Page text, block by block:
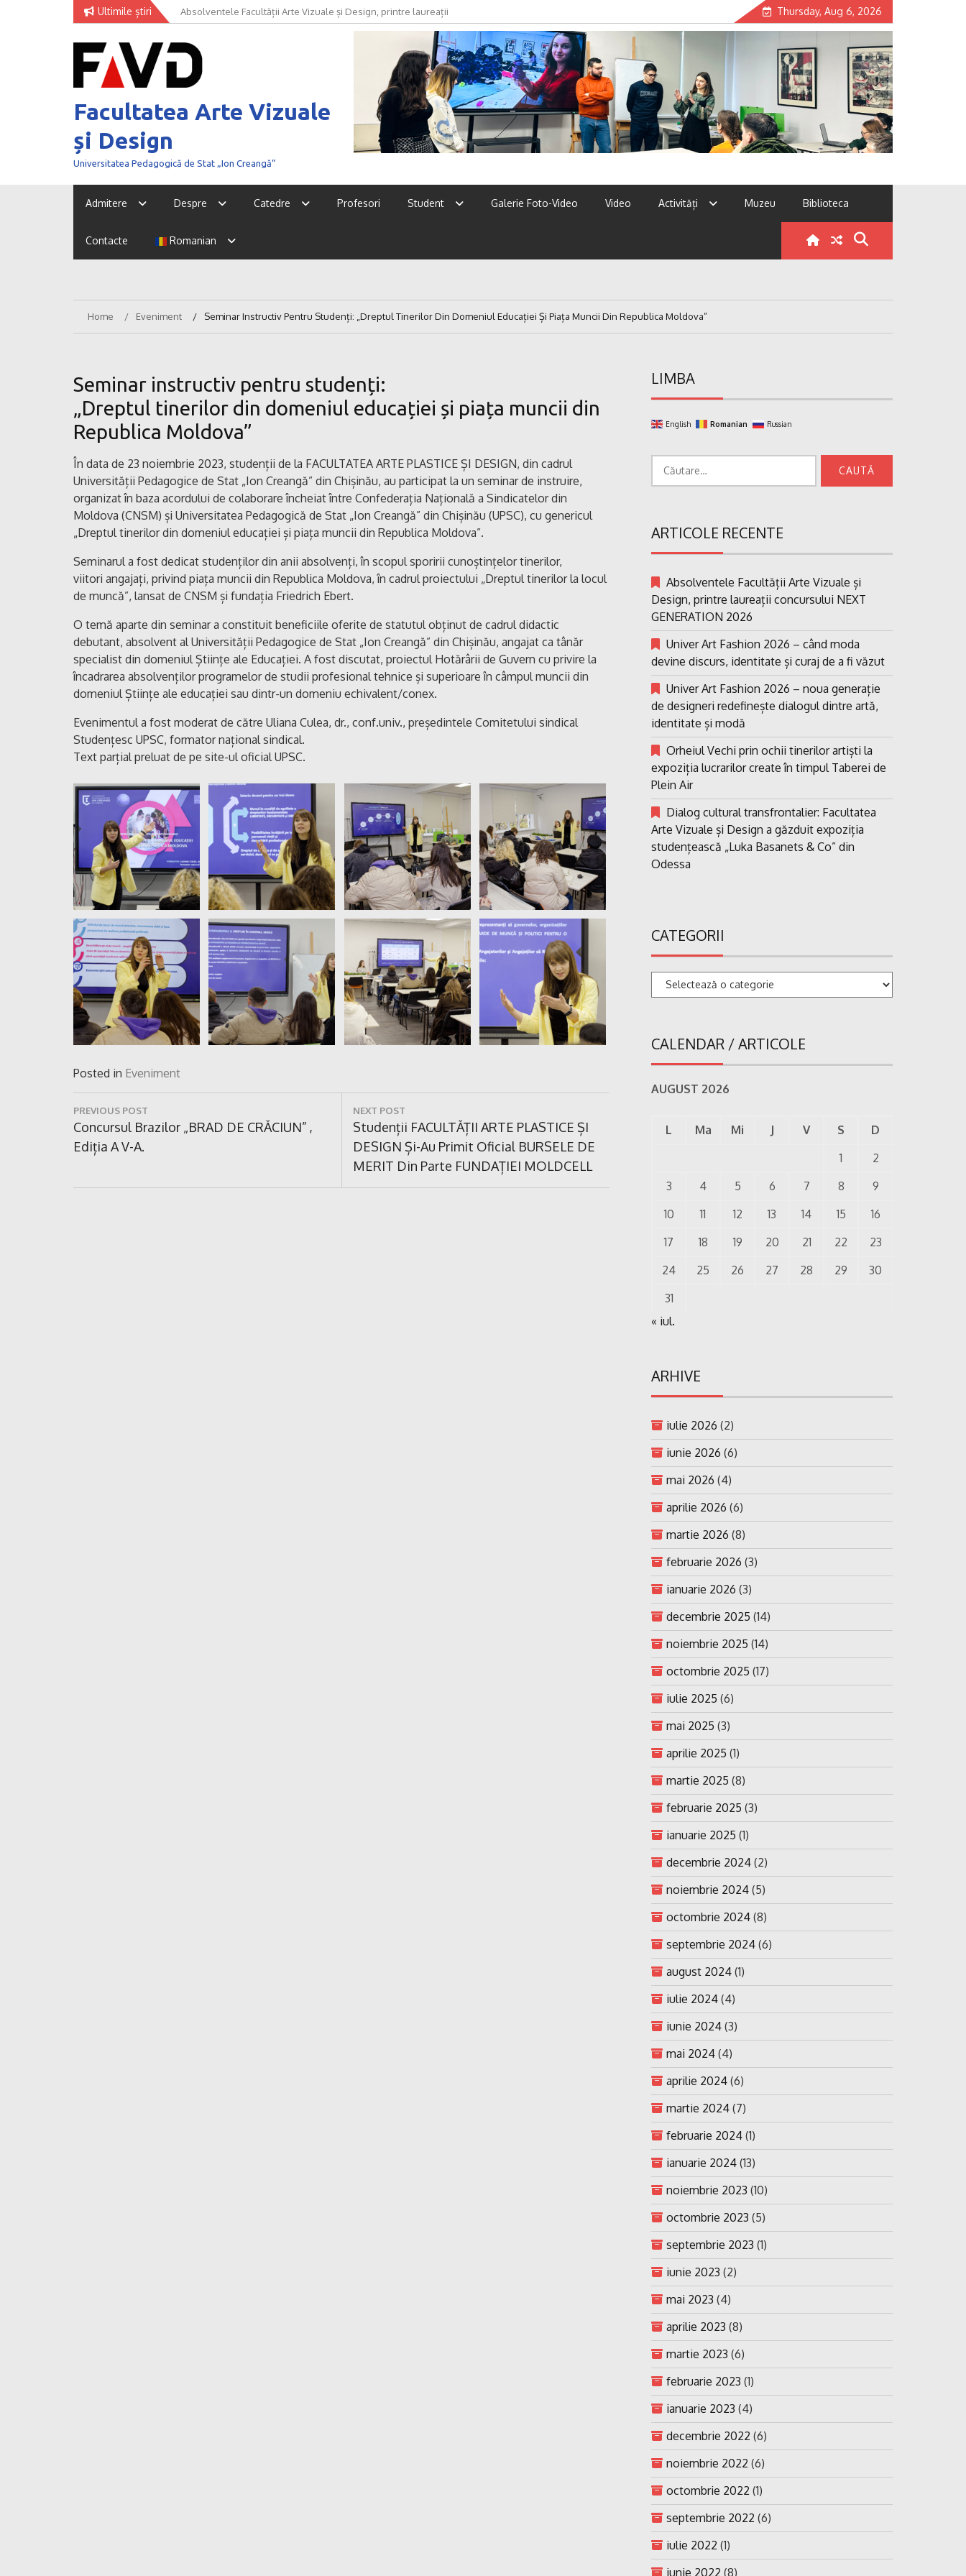
Ultimile știri
Univer Art Fashion 2026 – când moda devine discurs, identitate și
curaj de a fi văzut
Thursday, Aug 6, 2026
Facultatea Arte Vizuale
și Design
Universitatea Pedagogică de Stat „Ion Creangă”
Admitere Despre Catedre Profesori Student Galerie Foto-Video Video Activități Muzeu Biblioteca
Contacte Romanian
Home Eveniment Seminar Instructiv Pentru Studenți: „Dreptul Tinerilor Din Domeniul Educației Și Piața Muncii Din Republica Moldova”
Seminar instructiv pentru studenți:
„Dreptul tinerilor din domeniul educației și piața muncii din
Republica Moldova”
În data de 23 noiembrie 2023, studenții de la FACULTATEA ARTE PLASTICE ȘI DESIGN, din cadrul
Universității Pedagogice de Stat „Ion Creangă” din Chișinău, au participat la un seminar de instruire,
organizat în baza acordului de colaborare încheiat între Confederația Națională a Sindicatelor din
Moldova (CNSM) și Universitatea Pedagogică de Stat „Ion Creangă” din Chișinău (UPSC), cu genericul
„Dreptul tinerilor din domeniul educației și piața muncii din Republica Moldova”.
Seminarul a fost dedicat studenților din anii absolvenți, în scopul sporirii cunoștințelor tinerilor,
viitori angajați, privind piața muncii din Republica Moldova, în cadrul proiectului „Dreptul tinerilor la locul
de muncă”, lansat de CNSM și fundația Friedrich Ebert.
O temă aparte din seminar a constituit beneficiile oferite de statutul obținut de cadrul didactic
debutant, absolvent al Universității Pedagogice de Stat „Ion Creangă” din Chișinău, angajat ca tânăr
specialist din domeniul Științe ale Educației. A fost discutat, proiectul Hotărârii de Guvern cu privire la
încadrarea absolvenților programelor de studii profesional tehnice și superioare în câmpul muncii din
domeniul Științe ale educației sau dintr-un domeniu echivalent/conex.
Evenimentul a fost moderat de către Uliana Culea, dr., conf.univ., președintele Comitetului sindical
Studențesc UPSC, formator național sindical.
Text parțial preluat de pe site-ul oficial UPSC.
Posted in Eveniment
Navigare
în
articole
PREVIOUS POST
Previous
Post:
Concursul Brazilor „BRAD DE CRĂCIUN” ,
Ediția A V-A.
NEXT POST
Next
Post:
Studenții FACULTĂȚII ARTE PLASTICE ȘI
DESIGN Și-Au Primit Oficial BURSELE DE
MERIT Din Parte FUNDAȚIEI MOLDCELL
LIMBA
English Romanian Russian
ARTICOLE RECENTE
Absolventele Facultății Arte Vizuale și
Design, printre laureații concursului NEXT
GENERATION 2026
Univer Art Fashion 2026 – când moda
devine discurs, identitate și curaj de a fi văzut
Univer Art Fashion 2026 – noua generație
de designeri redefinește dialogul dintre artă,
identitate și modă
Orheiul Vechi prin ochii tinerilor artiști la
expoziția lucrarilor create în timpul Taberei de
Plein Air
Dialog cultural transfrontalier: Facultatea
Arte Vizuale și Design a găzduit expoziția
studențească „Luka Basanets & Co” din
Odessa
CATEGORII
Categorii
CALENDAR / ARTICOLE
AUGUST 2026
L Ma Mi J V S
D
1
2
3
4 5 6 7 8
9
10
11 12 13 14 15
16
17
18 19 20 21 22
23
24
25 26 27 28 29
30
31
« iul.
ARHIVE
iulie 2026 (2)
iunie 2026 (6)
mai 2026 (4)
aprilie 2026 (6)
martie 2026 (8)
februarie 2026 (3)
ianuarie 2026 (3)
decembrie 2025 (14)
noiembrie 2025 (14)
octombrie 2025 (17)
iulie 2025 (6)
mai 2025 (3)
aprilie 2025 (1)
martie 2025 (8)
februarie 2025 (3)
ianuarie 2025 (1)
decembrie 2024 (2)
noiembrie 2024 (5)
octombrie 2024 (8)
septembrie 2024 (6)
august 2024 (1)
iulie 2024 (4)
iunie 2024 (3)
mai 2024 (4)
aprilie 2024 (6)
martie 2024 (7)
februarie 2024 (1)
ianuarie 2024 (13)
noiembrie 2023 (10)
octombrie 2023 (5)
septembrie 2023 (1)
iunie 2023 (2)
mai 2023 (4)
aprilie 2023 (8)
martie 2023 (6)
februarie 2023 (1)
ianuarie 2023 (4)
decembrie 2022 (6)
noiembrie 2022 (6)
octombrie 2022 (1)
septembrie 2022 (6)
iulie 2022 (1)
iunie 2022 (8)